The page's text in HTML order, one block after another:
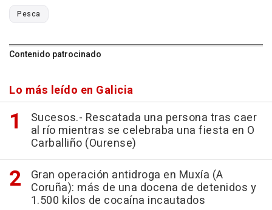
Pesca
Contenido patrocinado
Lo más leído en Galicia
Sucesos.- Rescatada una persona tras caer
al río mientras se celebraba una fiesta en O
Carballiño (Ourense)
Gran operación antidroga en Muxía (A
Coruña): más de una docena de detenidos y
1.500 kilos de cocaína incautados